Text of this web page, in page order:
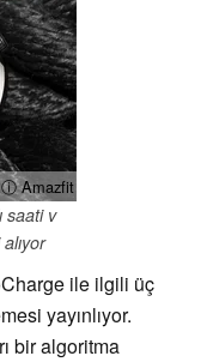
ⓘ Amazfit
saati v
ile ilgili üç
yayınlıyor.
bir algoritma